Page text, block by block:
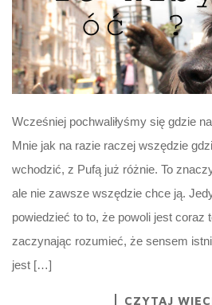
Wcześniej pochwaliłyśmy się gdzie
Mnie jak na razie raczej wszędzie
wchodzić, z Pufą już różnie. To
ale nie zawsze wszędzie chce ją.
powiedzieć to to, że powoli jest coraz
zaczynając rozumieć, że sensem
jest […]
CZYTAJ